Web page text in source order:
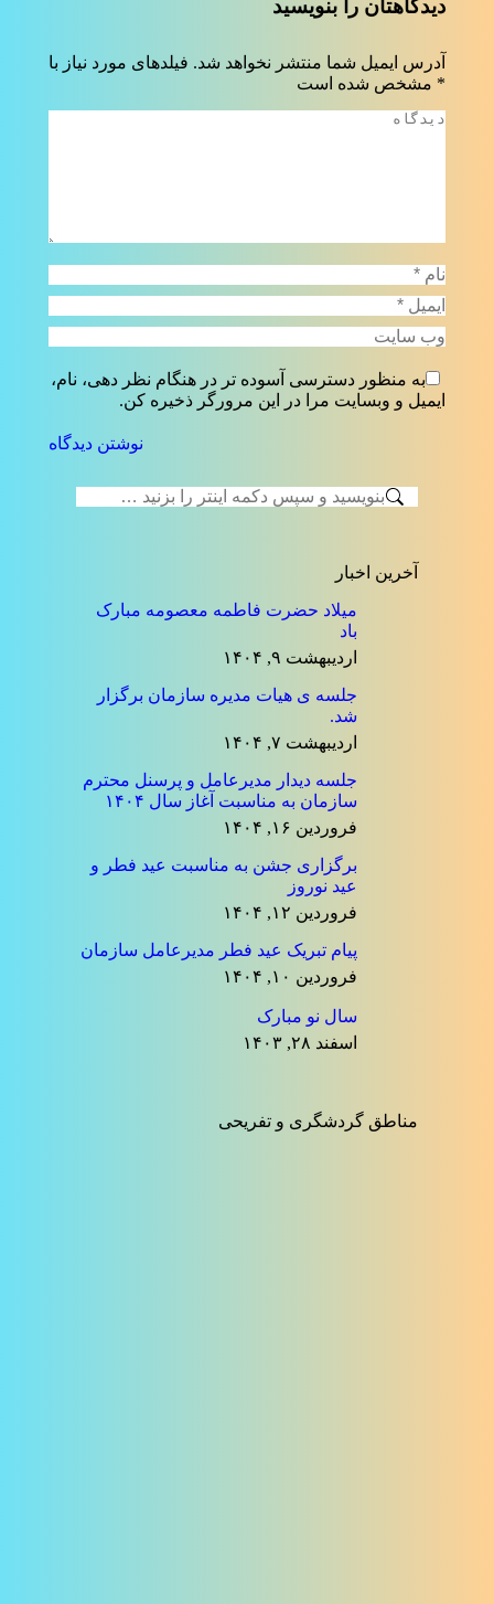
دیدگاهتان را بنویسید
آدرس ایمیل شما منتشر نخواهد شد. فیلدهای مورد نیاز با
* مشخص شده است
دیدگاه
نام *
ایمیل *
وب سایت
به منظور دسترسی آسوده تر در هنگام نظر دهی، نام،
ایمیل و وبسایت مرا در این مرورگر ذخیره کن.
نوشتن دیدگاه
جستجو:
آخرین اخبار
میلاد حضرت فاطمه معصومه مبارک
باد
اردیبهشت ۹, ۱۴۰۴
جلسه ی هیات مدیره سازمان برگزار
شد.
اردیبهشت ۷, ۱۴۰۴
جلسه دیدار مدیرعامل و پرسنل محترم
سازمان به مناسبت آغاز سال ۱۴۰۴
فروردین ۱۶, ۱۴۰۴
برگزاری جشن به مناسبت عید فطر و
عید نوروز
فروردین ۱۲, ۱۴۰۴
پیام تبریک عید فطر مدیرعامل سازمان
فروردین ۱۰, ۱۴۰۴
سال نو مبارک
اسفند ۲۸, ۱۴۰۳
مناطق گردشگری و تفریحی